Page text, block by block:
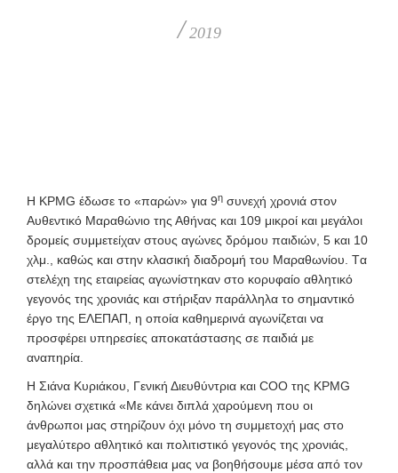
/ 2019
Η KPMG έδωσε το «παρών» για 9η συνεχή χρονιά στον
Αυθεντικό Μαραθώνιο της Αθήνας και 109 μικροί και μεγάλοι
δρομείς συμμετείχαν στους αγώνες δρόμου παιδιών, 5 και 10
χλμ., καθώς και στην κλασική διαδρομή του Μαραθωνίου. Tα
στελέχη της εταιρείας αγωνίστηκαν στο κορυφαίο αθλητικό
γεγονός της χρονιάς και στήριξαν παράλληλα το σημαντικό
έργο της ΕΛΕΠΑΠ, η οποία καθημερινά αγωνίζεται να
προσφέρει υπηρεσίες αποκατάστασης σε παιδιά με
αναπηρία.
Η Σιάνα Κυριάκου, Γενική Διευθύντρια και COO της KPMG
δηλώνει σχετικά «Με κάνει διπλά χαρούμενη που οι
άνθρωποι μας στηρίζουν όχι μόνο τη συμμετοχή μας στο
μεγαλύτερο αθλητικό και πολιτιστικό γεγονός της χρονιάς,
αλλά και την προσπάθεια μας να βοηθήσουμε μέσα από τον